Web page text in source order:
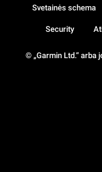
© „Garmin Ltd.“ arba
Svetainės schema
Security